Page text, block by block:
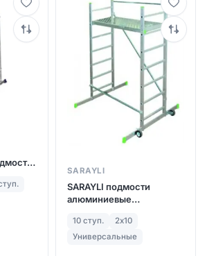
SARAYLI
SARAYLI подмости
алюминиевые
(арт. 5160)
10 ступ.
2х10
Универсальные